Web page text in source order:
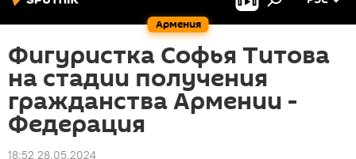
Армения
Фигуристка Софья Титова
на стадии получения
гражданства Армении -
Федерация
18:52 28.05.2024